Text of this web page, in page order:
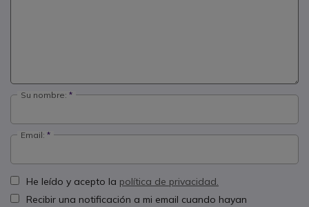
Su nombre:
Email:
He leído y acepto la política de privacidad.
Recibir una notificación a mi email cuando hayan